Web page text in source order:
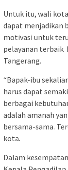
Untuk itu, wali
dapat menjadikan
motivasi untuk
pelayanan terbaik
Tangerang.
“Bapak-ibu
harus dapat
berbagai
adalah amanah
bersama-sama.
kota.
Dalam